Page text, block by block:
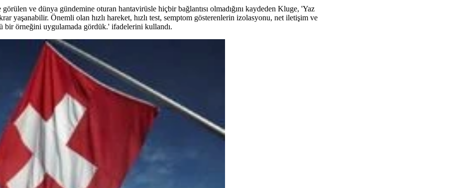
ve dünya gündemine oturan hantavirüsle hiçbir bağlantısı olmadığını kaydeden Kluge, 'Yaz
yaşanabilir. Önemli olan hızlı hareket, hızlı test, semptom gösterenlerin izolasyonu, net iletişim ve
bir örneğini uygulamada gördük.' ifadelerini kullandı.